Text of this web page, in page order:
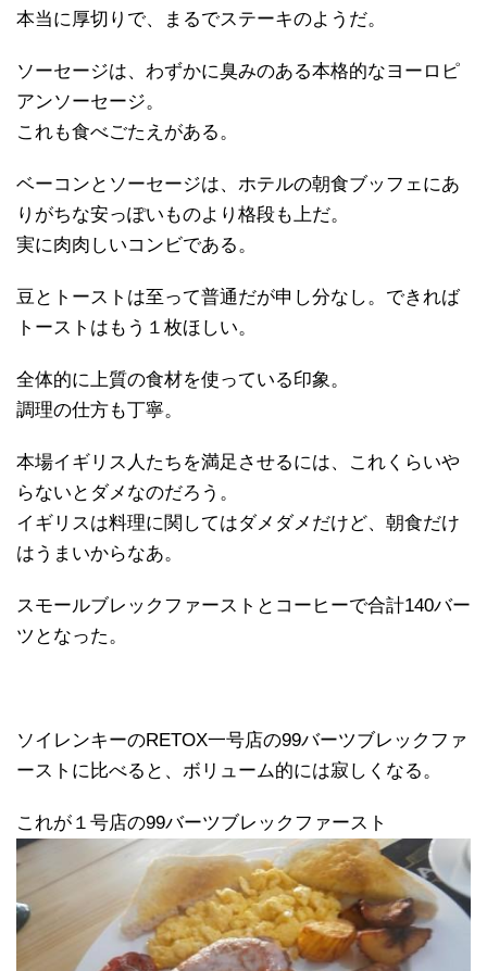
本当に厚切りで、まるでステーキのようだ。
ソーセージは、わずかに臭みのある本格的なヨーロピ
アンソーセージ。
これも食べごたえがある。
ベーコンとソーセージは、ホテルの朝食ブッフェにあ
りがちな安っぽいものより格段も上だ。
実に肉肉しいコンビである。
豆とトーストは至って普通だが申し分なし。できれば
トーストはもう１枚ほしい。
全体的に上質の食材を使っている印象。
調理の仕方も丁寧。
本場イギリス人たちを満足させるには、これくらいや
らないとダメなのだろう。
イギリスは料理に関してはダメダメだけど、朝食だけ
はうまいからなあ。
スモールブレックファーストとコーヒーで合計140バー
ツとなった。
ソイレンキーのRETOX一号店の99バーツブレックファ
ーストに比べると、ボリューム的には寂しくなる。
これが１号店の99バーツブレックファースト